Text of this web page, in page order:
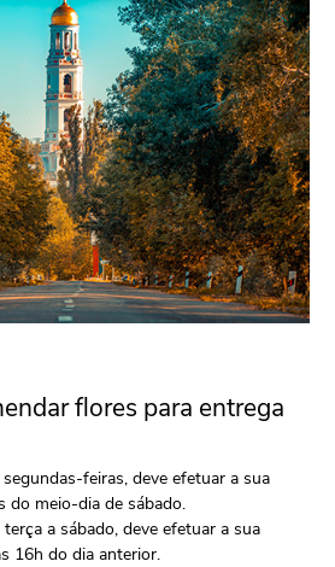
flores para entrega
feiras, deve efetuar a sua
do meio-dia de sábado.
a sábado, deve efetuar a sua
16h do dia anterior.